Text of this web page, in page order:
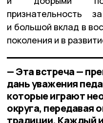
признательность
и большой вклад в
поколения и в
— Эта встреча —
дань уважения
которые играют
округа, передавая
традиции. Каждый